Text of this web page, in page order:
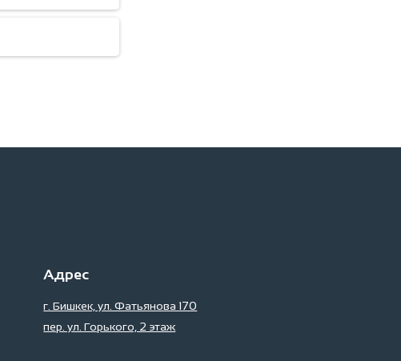
Адрес
г. Бишкек, ул. Фатьянова 170
пер. ул. Горького, 2 этаж